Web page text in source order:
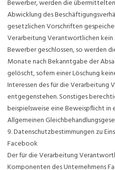
Bewerber, werden die
Abwicklung des
gesetzlichen Vorschriften
Verarbeitung Verantwortlichen
Bewerber geschlossen, so werden
Monate nach Bekanntgabe der
gelöscht, sofern einer Löschung
Interessen des für die Verarbeitung
entgegenstehen. Sonstiges
beispielsweise eine Beweispflicht in
Allgemeinen
9. Datenschutzbestimmungen zu
Facebook
Der für die Verarbeitung
Komponenten des Unternehmens